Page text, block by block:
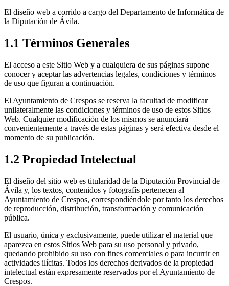
El diseño web a corrido a cargo del Departamento de Informática de
la Diputación de Ávila.
1.1 Términos Generales
El acceso a este Sitio Web y a cualquiera de sus páginas supone
conocer y aceptar las advertencias legales, condiciones y términos
de uso que figuran a continuación.
El Ayuntamiento de Crespos se reserva la facultad de modificar
unilateralmente las condiciones y términos de uso de estos Sitios
Web. Cualquier modificación de los mismos se anunciará
convenientemente a través de estas páginas y será efectiva desde el
momento de su publicación.
1.2 Propiedad Intelectual
El diseño del sitio web es titularidad de la Diputación Provincial de
Ávila y, los textos, contenidos y fotografís pertenecen al
Ayuntamiento de Crespos, correspondiéndole por tanto los derechos
de reproducción, distribución, transformación y comunicación
pública.
El usuario, única y exclusivamente, puede utilizar el material que
aparezca en estos Sitios Web para su uso personal y privado,
quedando prohibido su uso con fines comerciales o para incurrir en
actividades ilícitas. Todos los derechos derivados de la propiedad
intelectual están expresamente reservados por el Ayuntamiento de
Crespos.